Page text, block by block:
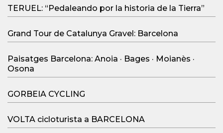
Search
for:
NAVARRA y el Pirineo
TERUEL: “Pedaleando por la historia de la Tierra”
Grand Tour de Catalunya Gravel: Barcelona